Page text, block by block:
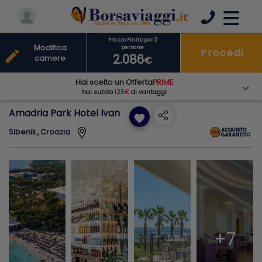
Amadria Park Hotel Ivan favorite
Sibenik , Croazia
+7
Prezzo Finito per 2
persone
2.086€
Procedi
edit
Modifica
camere
Hai scelto un OffertaPRIME
hai subito125€di vantaggi